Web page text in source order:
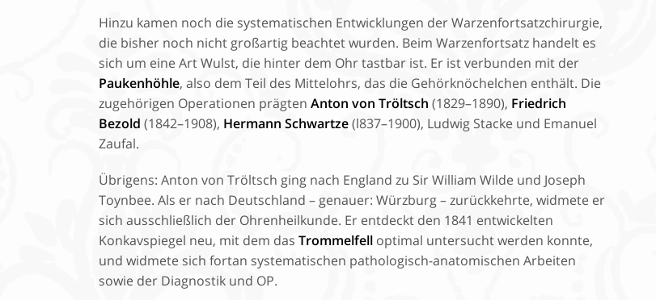
Hinzu kamen noch die systematischen Entwicklungen der Warzenfortsatzchirurgie,
die bisher noch nicht großartig beachtet wurden. Beim Warzenfortsatz handelt es
sich um eine Art Wulst, die hinter dem Ohr tastbar ist. Er ist verbunden mit der
Paukenhöhle, also dem Teil des Mittelohrs, das die Gehörknöchelchen enthält. Die
zugehörigen Operationen prägten Anton von Tröltsch (1829–1890), Friedrich
Bezold (1842–1908), Hermann Schwartze(l837–1900), Ludwig Stacke und Emanuel
Zaufal.
Übrigens: Anton von Tröltsch ging nach England zu Sir William Wilde und Joseph
Toynbee. Als er nach Deutschland – genauer: Würzburg – zurückkehrte, widmete er
sich ausschließlich der Ohrenheilkunde. Er entdeckt den 1841 entwickelten
Konkavspiegel neu, mit dem das Trommelfell optimal untersucht werden konnte,
und widmete sich fortan systematischen pathologisch-anatomischen Arbeiten
sowie der Diagnostik und OP.